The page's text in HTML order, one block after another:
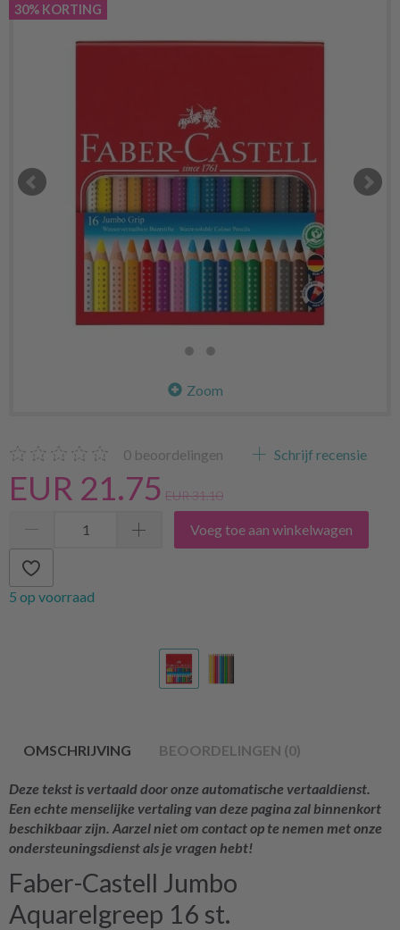
30% KORTING
Zoom
0 beoordelingen Schrijf recensie
EUR 21.75 EUR 31.10
Voeg toe aan winkelwagen
5 op voorraad
OMSCHRIJVING BEOORDELINGEN (0)
Deze tekst is vertaald door onze automatische vertaaldienst.
Een echte menselijke vertaling van deze pagina zal binnenkort
beschikbaar zijn. Aarzel niet om contact op te nemen met onze
ondersteuningsdienst als je vragen hebt!
Faber-Castell Jumbo
Aquarelgreep 16 st.